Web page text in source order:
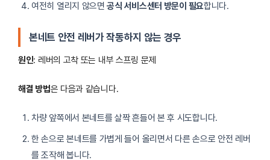
여전히 열리지 않으면공식 서비스센터 방문이 필요합니다.
본네트 안전 레버가 작동하지 않는 경우
원인: 레버의 고착 또는 내부 스프링 문제
해결 방법은 다음과 같습니다.
차량 앞쪽에서 본네트를 살짝 흔들어 본 후 시도합니다.
한 손으로 본네트를 가볍게 들어 올리면서 다른 손으로 안전 레버
를 조작해 봅니다.